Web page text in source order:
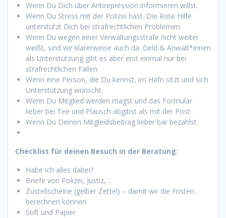
Wenn Du Dich über Antirepression informieren willst.
Wenn Du Stress mit der Polizei hast. Die Rote Hilfe
unterstützt Dich bei strafrechtlichen Problemen.
Wenn Du wegen einer Verwaltungsstrafe nicht weiter
weißt, sind wir klarerweise auch da. Geld & Anwält*innen
als Unterstützung gibt es aber erst einmal nur bei
strafrechtlichen Fällen.
Wenn eine Person, die Du kennst, im Häfn sitzt und sich
Unterstützung wünscht.
Wenn Du Mitglied werden magst und das Formular
lieber bei Tee und Plausch abgibst als mit der Post.
Wenn Du Deinen Mitgleidsbeitrag lieber bar bezahlst.
Checklist für deinen Besuch in der Beratung:
Habe ich alles dabei?
Briefe von Polizei, Justiz,…
Zustellscheine (gelber Zettel) – damit wir die Fristen
berechnen können
Stift und Papier